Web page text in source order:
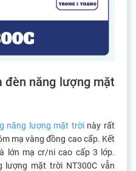
đèn năng lượng mặt
năng lượng mặt trờinày rất
mạ vàng đồng cao cấp. Kết
lớn mạ cr/ni cao cấp 3 lớp.
lượng mặt trời NT300C vẫn